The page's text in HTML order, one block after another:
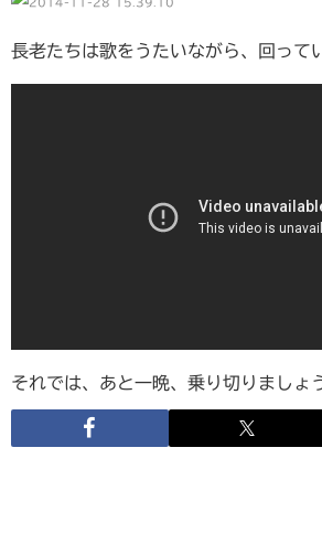
長老たちは歌をうたいながら、回って
それでは、あと一晩、乗り切りましょ